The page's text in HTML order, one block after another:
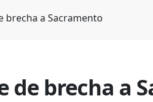
brecha a Sacramento
de brecha a